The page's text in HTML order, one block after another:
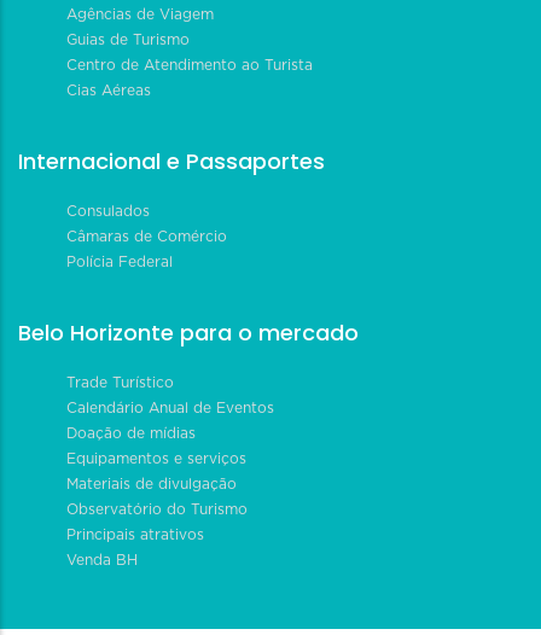
Agências de Viagem
Guias de Turismo
Centro de Atendimento ao Turista
Cias Aéreas
Internacional e Passaportes
Consulados
Câmaras de Comércio
Polícia Federal
Belo Horizonte para o mercado
Trade Turístico
Calendário Anual de Eventos
Doação de mídias
Equipamentos e serviços
Materiais de divulgação
Observatório do Turismo
Principais atrativos
Venda BH